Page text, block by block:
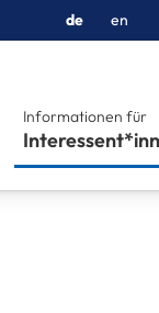
de en
Informationen für